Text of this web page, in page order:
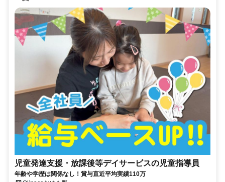
児童発達支援・放課後等デイサービスの児童指導員
年齢や学歴は関係なし！賞与直近平均実績110万